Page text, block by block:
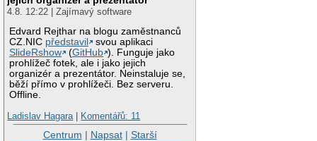
4.8. 12:22 | Zajímavý software
Edvard Rejthar na blogu zaměstnanců
CZ.NIC představil
svou aplikaci
SlideRshow
(GitHub ). Funguje jako
prohlížeč fotek, ale i jako jejich
organizér a prezentátor. Neinstaluje se,
běží přímo v prohlížeči. Bez serveru.
Offline.
Ladislav Hagara| Komentářů: 11
Centrum | Napsat| Starší